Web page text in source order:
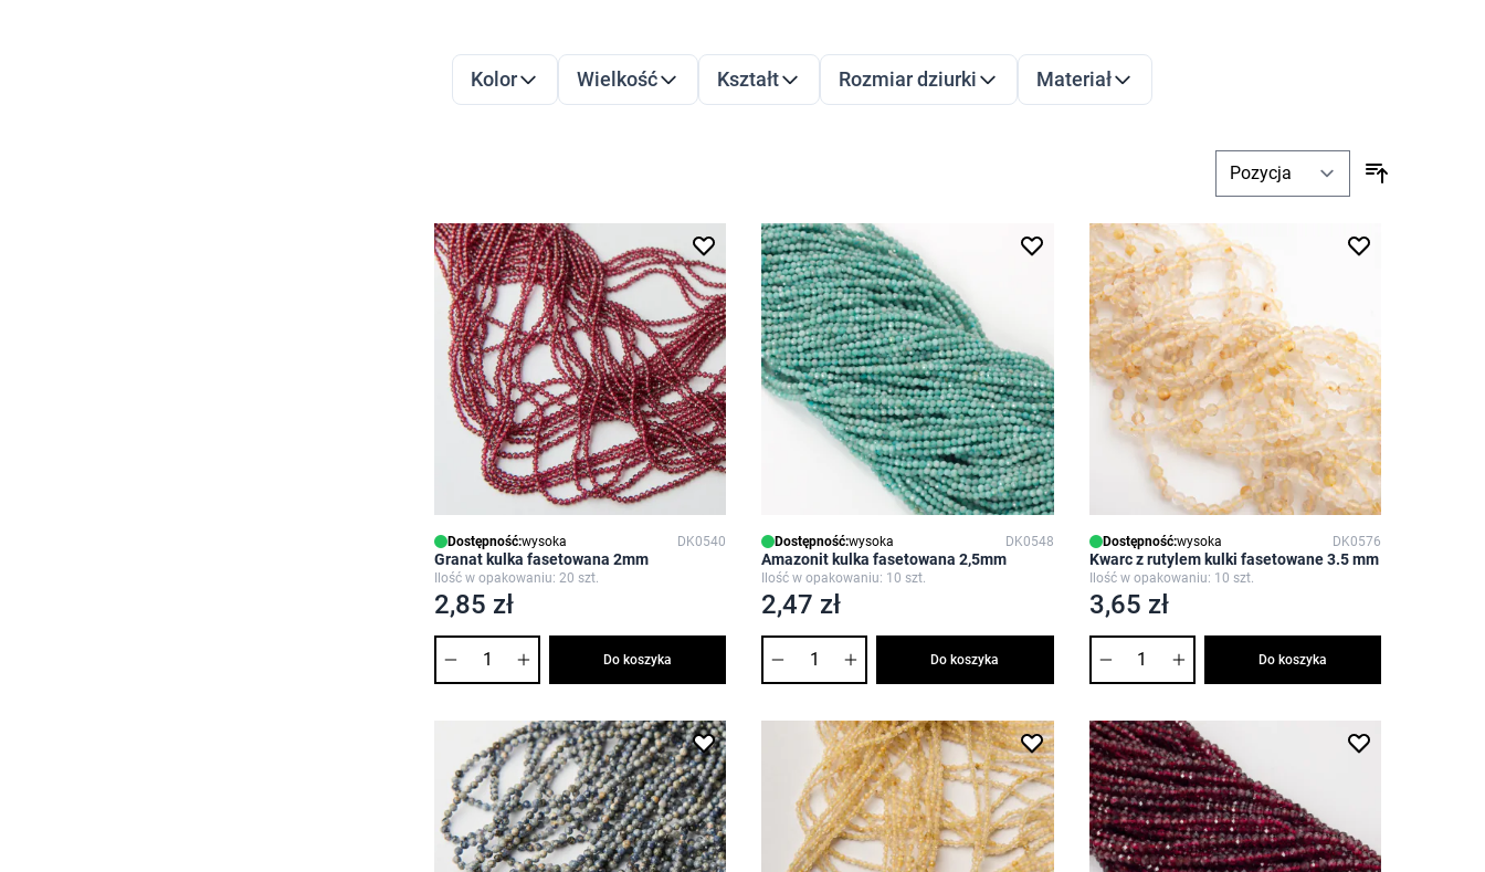
FILTRY
Przejdź do listy produktów
Kolor
filter
Wielkość
filter
Kształt
filter
Rozmiar dziurki
filter
Materiał
filter
Dostępność:wysoka DK0540
Granat kulka fasetowana 2mm
Ilość w opakowaniu: 20 szt.
2,85 zł
Do koszyka
Dostępność:wysoka DK0548
Amazonit kulka fasetowana 2,5mm
Ilość w opakowaniu: 10 szt.
2,47 zł
Do koszyka
Dostępność:wysoka DK0576
Kwarc z rutylem kulki fasetowane 3.5 mm
Ilość w opakowaniu: 10 szt.
3,65 zł
Do koszyka